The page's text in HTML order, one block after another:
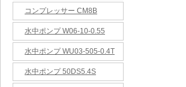
コンプレッサー CM8B
水中ポンプ W06-10-0.55
水中ポンプ WU03-505-0.4T
水中ポンプ 50DS5.4S